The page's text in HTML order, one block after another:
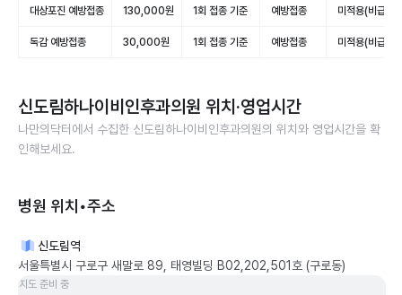
대상포진 예방접종 130,000원 1회 접종 기준 예방접종 미적용(비급여)
독감 예방접종 30,000원 1회 접종 기준 예방접종 미적용(비급여)
신도림하나이비인후과의원 위치·영업시간
나만의닥터에서 수집한 신도림하나이비인후과의원의 위치와 영업시간을 확
인해보세요.
병원 위치•주소
신도림역
서울특별시 구로구 새말로 89, 태영빌딩 B02,202,501호 (구로동)
지도 준비 중